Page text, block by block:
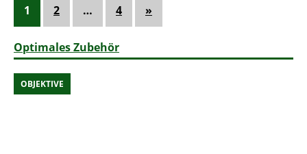
1 2 … 4 »
Optimales Zubehör
OBJEKTIVE